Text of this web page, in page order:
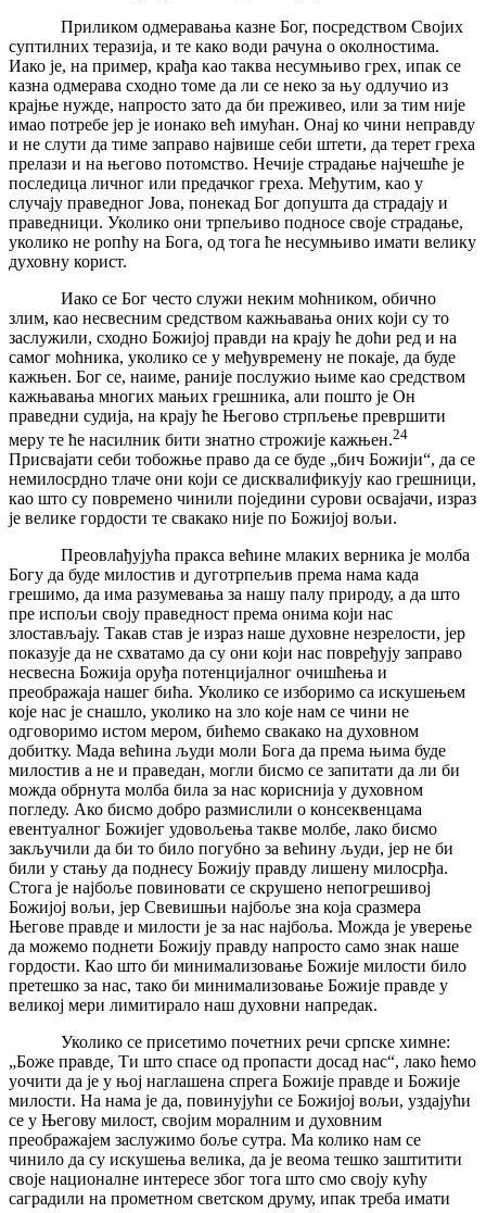
Приликом одмеравања казне Бог, посредством Својих
суптилних теразија, и те како води рачуна о околностима.
Иако је, на пример, крађа као таква несумњиво грех, ипак се
казна одмерава сходно томе да ли се неко за њу одлучио из
крајње нужде, напросто зато да би преживео, или за тим није
имао потребе јер је ионако већ имућан. Онај ко чини неправду
и не слути да тиме заправо највише себи штети, да терет греха
прелази и на његово потомство. Нечије страдање најчешће је
последица личног или предачког греха. Међутим, као у
случају праведног Јова, понекад Бог допушта да страдају и
праведници. Уколико они трпељиво подносе своје страдање,
уколико не ропћу на Бога, од тога ће несумњиво имати велику
духовну корист.
Иако се Бог често служи неким моћником, обично
злим, као несвесним средством кажњавања оних који су то
заслужили, сходно Божијој правди на крају ће доћи ред и на
самог моћника, уколико се у међувремену не покаје, да буде
кажњен. Бог се, наиме, раније послужио њиме као средством
кажњавања многих мањих грешника, али пошто је Он
праведни судија, на крају ће Његово стрпљење превршити
меру те ће насилник бити знатно строжије кажњен.24
Присвајати себи тобожње право да се буде „бич Божији“, да се
немилосрдно тлаче они који се дисквалификују као грешници,
као што су повремeно чинили поједини сурови освајачи, израз
је велике гордости те свакако није по Божијој вољи.
Преовлађујућа пракса већине млаких верника је молба
Богу да буде милостив и дуготрпељив према нама када
грешимо, да има разумевања за нашу палу природу, а да што
пре испољи своју праведност према онима који нас
злостављају. Такав став је израз наше духовне незрелости, јер
показује да не схватамо да су они који нас повређују заправо
несвесна Божија оруђа потенцијалног очишћења и
преображаја нашег бића. Уколико се изборимо са искушењем
које нас је снашло, уколико на зло које нам се чини не
одговоримо истом мером, бићемо свакако на духовном
добитку. Мада већина људи моли Бога да према њима буде
милостив а не и праведан, могли бисмо се запитати да ли би
можда обрнута молба била за нас кориснија у духовном
погледу. Ако бисмо добро размислили о консеквенцама
евентуалног Божијег удовољења такве молбе, лако бисмо
закључили да би то било погубно за већину људи, јер не би
били у стању да поднесу Божију правду лишену милосрђа.
Стога је најбоље повиновати се скрушено непогрешивој
Божијој вољи, јер Свевишњи најбоље зна која сразмера
Његове правде и милости је за нас најбоља. Можда је уверење
да можемо поднети Божију правду напросто само знак наше
гордости. Као што би минимализовање Божије милости било
претешко за нас, тако би минимализовање Божије правде у
великој мери лимитирало наш духовни напредак.
Уколико се присетимо почетних речи српске химне:
„Боже правде, Ти што спасе од пропасти досад нас“, лако ћемо
уочити да је у њој наглашена спрега Божије правде и Божије
милости. На нама је да, повинујући се Божијој вољи, уздајући
се у Његову милост, својим моралним и духовним
преображајем заслужимо боље сутра. Ма колико нам се
чинило да су искушења велика, да је веома тешко заштитити
своје националне интересе због тога што смо своју кућу
саградили на прометном светском друму, ипак треба имати